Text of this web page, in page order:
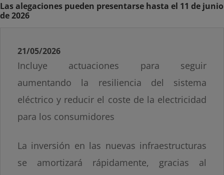
Las alegaciones pueden presentarse hasta el 11 de junio
de 2026
21/05/2026
Incluye actuaciones para seguir
aumentando la resiliencia del sistema
eléctrico y reducir el coste de la electricidad
para los consumidores
La inversión en las nuevas infraestructuras
se amortizará rápidamente, gracias al